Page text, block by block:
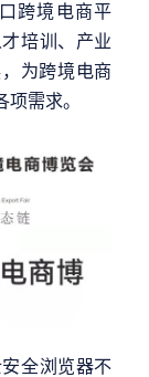
跨境电商平
培训、产业
为跨境电商
需求。
全浏览器不